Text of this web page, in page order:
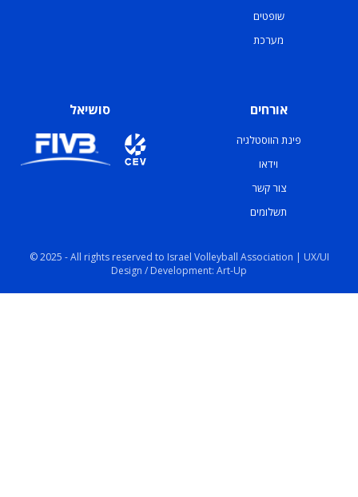
שופטים
מערכת
אורחים
פינת הווסטלגיה
וידאו
צור קשר
תשלומים
סושיאל
© 2025 - All rights reserved to Israel Volleyball Association | UX/UI
Design / Development: Art-Up